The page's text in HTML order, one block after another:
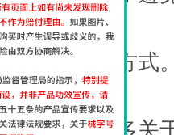
：佩戴方式
的限制。
有想了解更多关